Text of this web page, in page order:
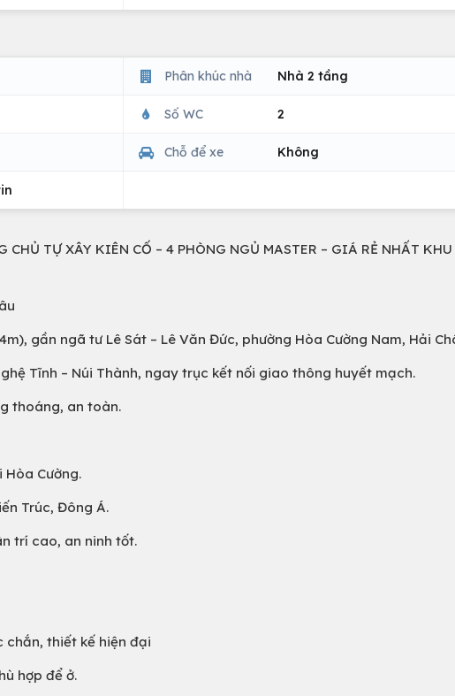
Phân khúc nhà Nhà 2 tầng
Số WC 2
Chỗ để xe Không
TỰ XÂY KIÊN CỐ – 4 PHÒNG NGỦ MASTER – GIÁ RẺ NHẤT
gần ngã tư Lê Sát – Lê Văn Đức, phường Hòa Cường Nam, Hải
Tĩnh – Núi Thành, ngay trục kết nối giao thông huyết mạch.
thoáng, an toàn.
Hòa Cường.
Trúc, Đông Á.
trí cao, an ninh tốt.
chắn, thiết kế hiện đại
hợp để ở.